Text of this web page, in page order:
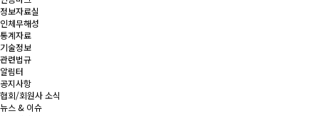
정보자료실
인체무해성
통계자료
기술정보
관련법규
알림터
공지사항
협회/회원사 소식
뉴스 & 이슈